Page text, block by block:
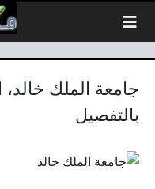
جامعة الملك
بالتفصيل